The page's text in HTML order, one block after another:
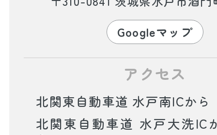
Googleマップ
アクセス
北関東自動車道 水戸南ICから
北関東自動車道 水戸大洗IC